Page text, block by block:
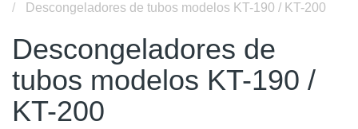
Descongeladores de tubos modelos KT-190 / KT-200
Descongeladores de
tubos modelos KT-190 /
KT-200